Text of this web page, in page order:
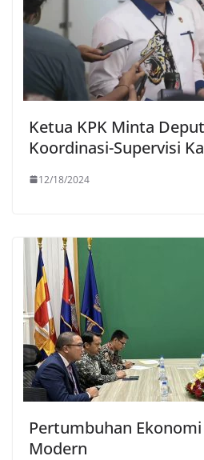
Ketua KPK Minta
Koordinasi-Supervisi
12/18/2024
Pertumbuhan
Modern